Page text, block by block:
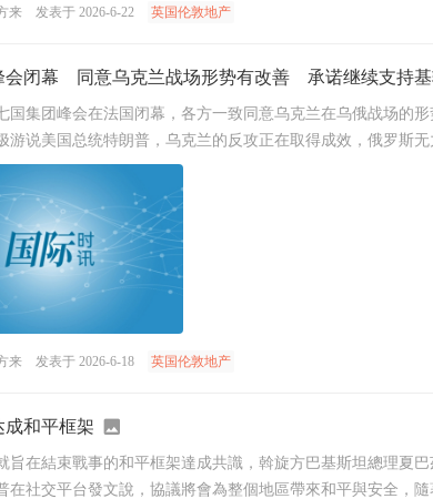
来 发表于 2026-6-22 英国伦敦地产
会闭幕 同意乌克兰战场形势有改善 承诺继续支持
团峰会在法国闭幕，各方一致同意乌克兰在乌俄战场的形势有改善，承诺继续支持乌
游说美国总统特朗普，乌克兰的反攻正在取得成效，俄罗斯
来 发表于 2026-6-18 英国伦敦地产
成和平框架
旨在結束戰事的和平框架達成共識，斡旋方巴基斯坦總理夏
在社交平台發文說，協議將會為整個地區帶來和平與安全，